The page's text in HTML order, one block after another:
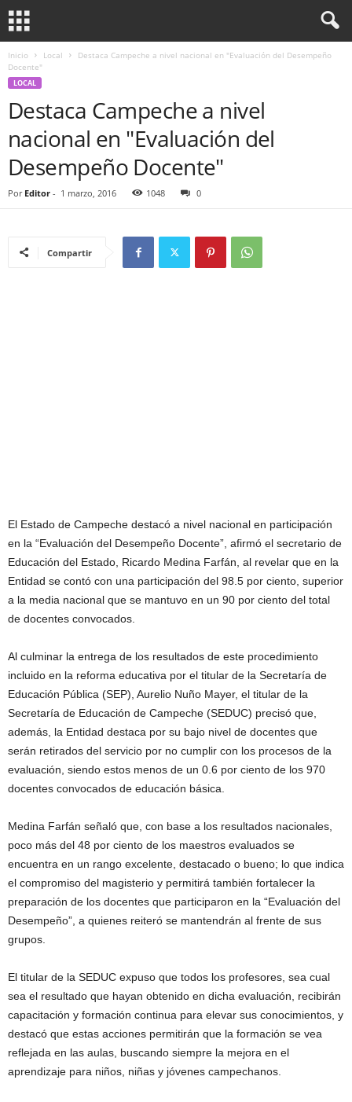
Inicio Local
Destaca Campeche a nivel nacional en "Evaluación del Desempeño
Docente"
LOCAL
Destaca Campeche a nivel
nacional en "Evaluación del
Desempeño Docente"
Por Editor - 1 marzo, 2016 1048 0
Compartir
El Estado de Campeche destacó a nivel nacional en participación
en la “Evaluación del Desempeño Docente”, afirmó el secretario de
Educación del Estado, Ricardo Medina Farfán, al revelar que en la
Entidad se contó con una participación del 98.5 por ciento, superior
a la media nacional que se mantuvo en un 90 por ciento del total
de docentes convocados.
Al culminar la entrega de los resultados de este procedimiento
incluido en la reforma educativa por el titular de la Secretaría de
Educación Pública (SEP), Aurelio Nuño Mayer, el titular de la
Secretaría de Educación de Campeche (SEDUC) precisó que,
además, la Entidad destaca por su bajo nivel de docentes que
serán retirados del servicio por no cumplir con los procesos de la
evaluación, siendo estos menos de un 0.6 por ciento de los 970
docentes convocados de educación básica.
Medina Farfán señaló que, con base a los resultados nacionales,
poco más del 48 por ciento de los maestros evaluados se
encuentra en un rango excelente, destacado o bueno; lo que indica
el compromiso del magisterio y permitirá también fortalecer la
preparación de los docentes que participaron en la “Evaluación del
Desempeño”, a quienes reiteró se mantendrán al frente de sus
grupos.
El titular de la SEDUC expuso que todos los profesores, sea cual
sea el resultado que hayan obtenido en dicha evaluación, recibirán
capacitación y formación continua para elevar sus conocimientos, y
destacó que estas acciones permitirán que la formación se vea
reflejada en las aulas, buscando siempre la mejora en el
aprendizaje para niños, niñas y jóvenes campechanos.